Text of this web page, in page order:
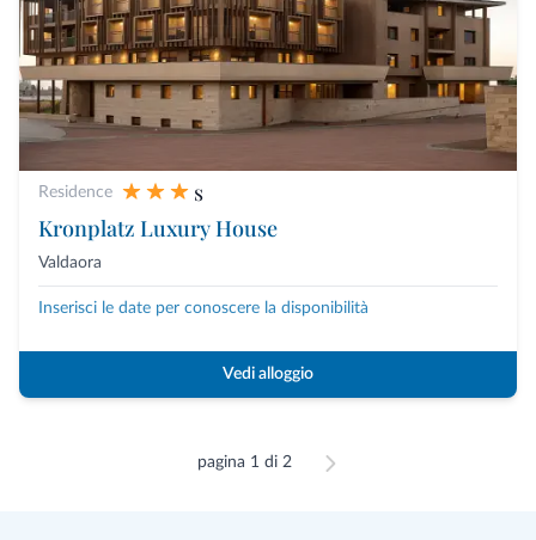
Residence
s
Kronplatz Luxury House
Valdaora
Inserisci le date per conoscere la disponibilità
Vedi alloggio
pagina 1 di 2